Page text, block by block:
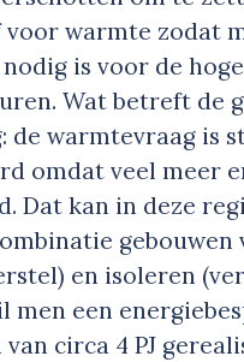
warmte zodat
is voor de hoge
Wat betreft de
de warmtevraag is
omdat veel meer
Dat kan in deze
gebouwen
en isoleren
men een
circa 4 PJ